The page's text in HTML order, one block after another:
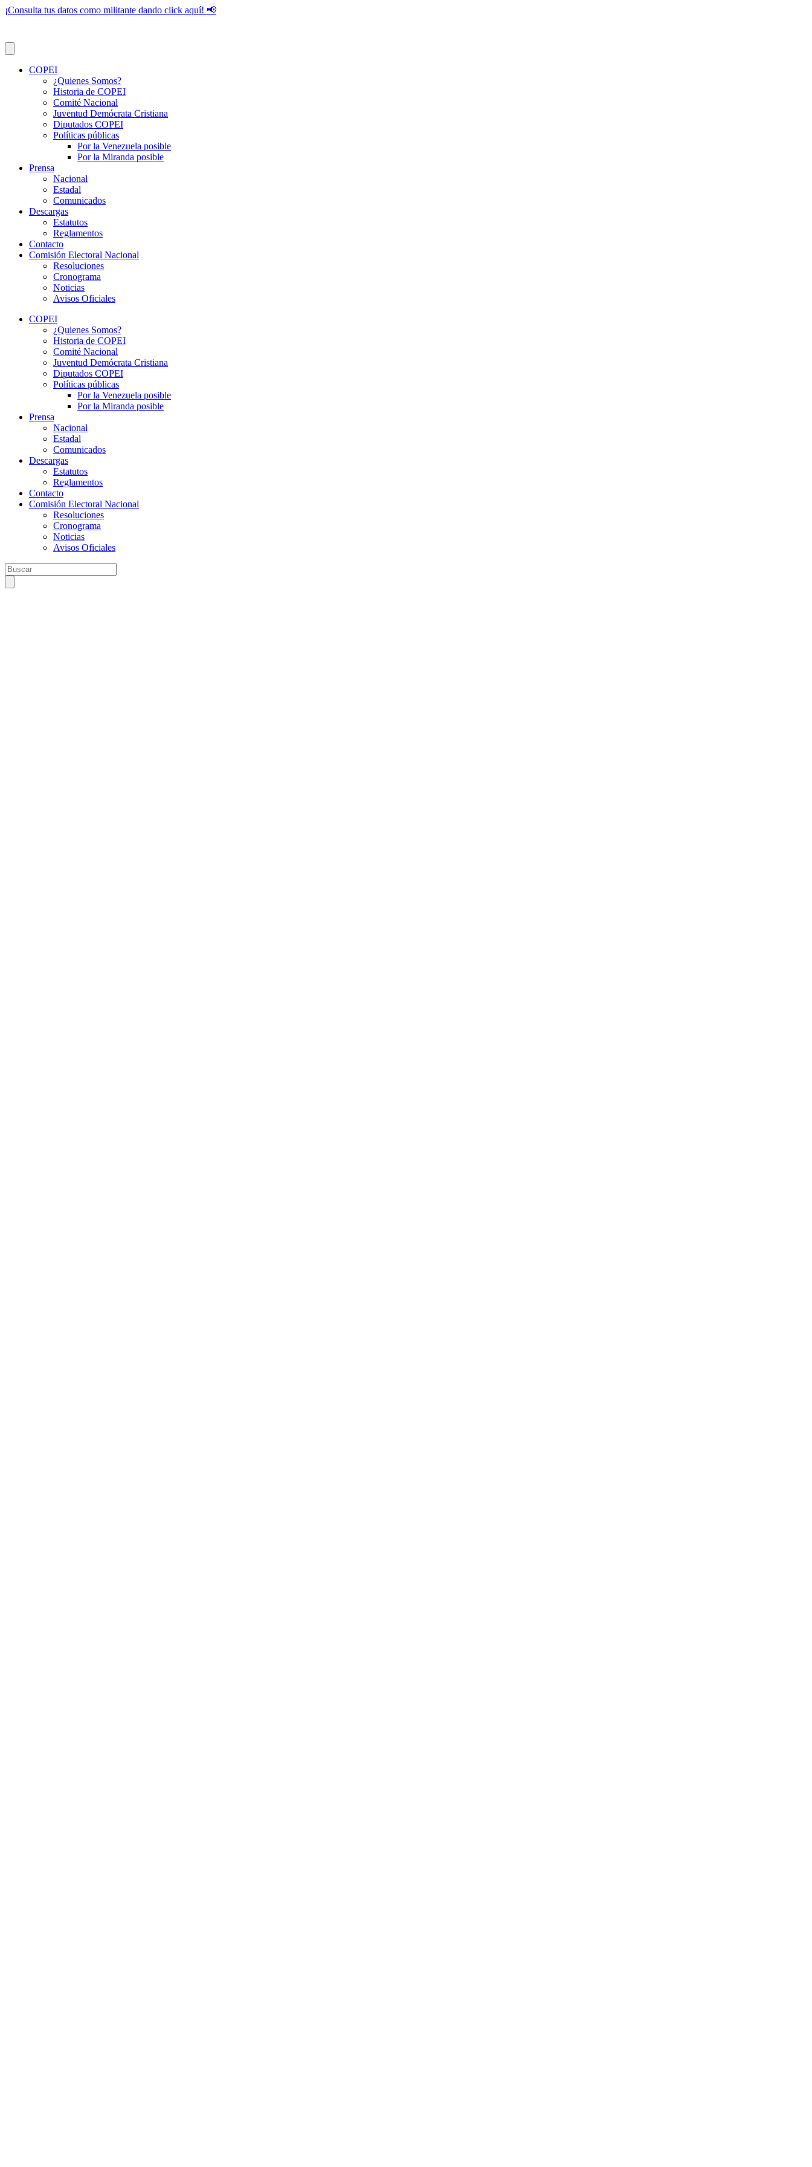
¡Consulta tus datos como militante dando click aquí! 📢
COPEI
¿Quienes Somos?
Historia de COPEI
Comité Nacional
Juventud Demócrata Cristiana
Diputados COPEI
Políticas públicas
Por la Venezuela posible
Por la Miranda posible
Prensa
Nacional
Estadal
Comunicados
Descargas
Estatutos
Reglamentos
Contacto
Comisión Electoral Nacional
Resoluciones
Cronograma
Noticias
Avisos Oficiales
COPEI
¿Quienes Somos?
Historia de COPEI
Comité Nacional
Juventud Demócrata Cristiana
Diputados COPEI
Políticas públicas
Por la Venezuela posible
Por la Miranda posible
Prensa
Nacional
Estadal
Comunicados
Descargas
Estatutos
Reglamentos
Contacto
Comisión Electoral Nacional
Resoluciones
Cronograma
Noticias
Avisos Oficiales